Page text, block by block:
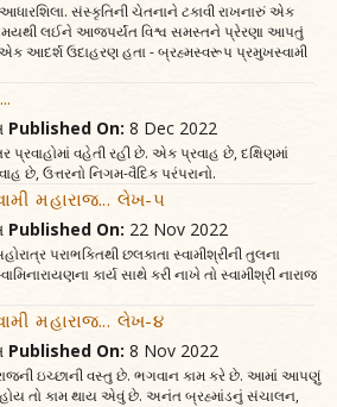
સંસ્કૃતિની ચેતનાને ટકાવી રાખનારું એક
લઈને આજપર્યંત વિશ્વ સમસ્તને પ્રેરણા આપતું
આદર્શ ઉદાહરણ હતા - બ્રહ્મસ્વરૂપ પ્રમુખસ્વામી
Published On: 8 Dec 2022
પ્રવાહોમાં વહેતી રહી છે. એક પ્રવાહ છે, દક્ષિણમાં
છે, ઉત્તરનો નિગમ-વૈદિક પરંપરાનો.
મહારાજ... લેખ-૫
Published On: 22 Nov 2022
પરાભક્તિથી છલકાતા સ્વામીશ્રીની તુલના
કાર્ય સાથે કરી નાખે તો સ્વામીશ્રી નારાજ
મહારાજ... લેખ-૪
Published On: 8 Nov 2022
ઇચ્છાની વસ્તુ છે. ભગવાન કામ કરે છે. આમાં આપણું
તો કામ થાય એવું છે. અનંત બ્રહ્માંડનું સંચાલન,